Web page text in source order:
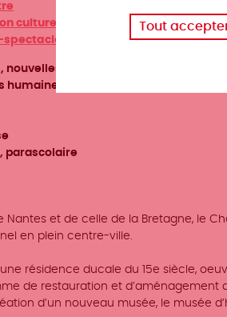
culturelle
spectacle
nouvelles
humaines et sociales
parascolaire
Nantes et de celle de la Bretagne, le
en plein centre-ville.
résidence ducale du 15e siècle,
de restauration et d’aménagement
d’un nouveau musée, le musée
Tout